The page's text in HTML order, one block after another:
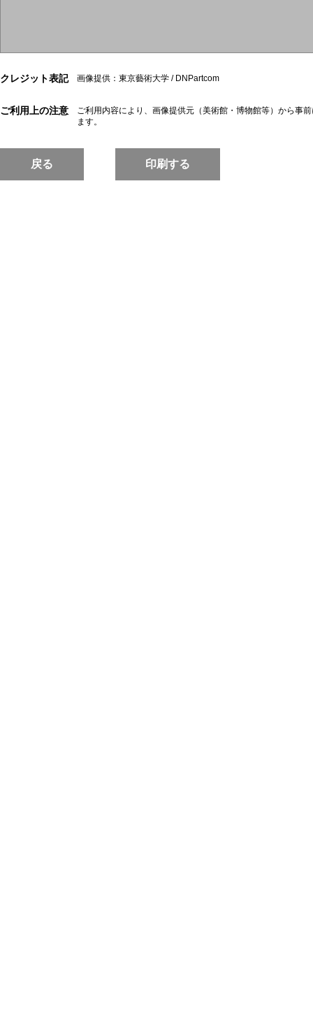
クレジット表記 画像提供：東京藝術大学 / DNPartcom
ご利用上の注意
ご利用内容により、画像提供元（美術館・博物館等）から事
ます。
戻る 印刷する